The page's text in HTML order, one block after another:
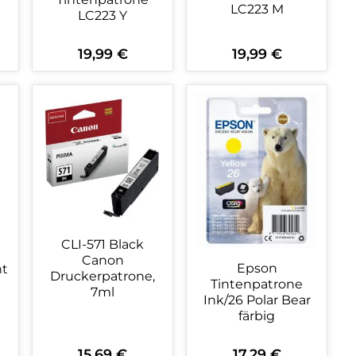
ein oder benutze dieWert ein oder benutze
Gib den gewünschten Wert
LC223 Y
Regulärer Preis:
19,99 €
Produkt Anzahl: Gib den
LC223 M
Regulärer Preis:
19,99 €
Produkt
CLI-571 Black
Canon
Druckerpatrone,
7ml
Regulärer Preis:
Epson
Tintenpatrone
Ink/26 Polar Bear
färbig
Regulärer Preis: